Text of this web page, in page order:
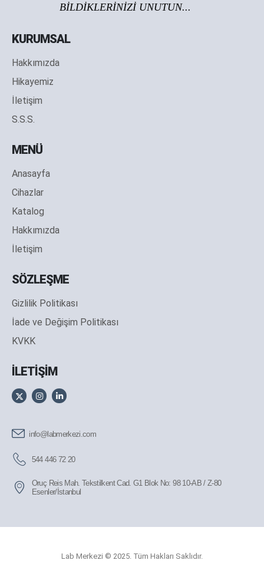
BİLDİKLERİNİZİ UNUTUN...
KURUMSAL
Hakkımızda
Hikayemiz
İletişim
S.S.S.
MENÜ
Anasayfa
Cihazlar
Katalog
Hakkımızda
İletişim
SÖZLEŞME
Gizlilik Politikası
İade ve Değişim Politikası
KVKK
İLETİŞİM
info@labmerkezi.com
544 446 72 20
Oruç Reis Mah. Tekstilkent Cad. G1 Blok No: 98 10-AB / Z-80
Esenler/İstanbul
Lab Merkezi © 2025. Tüm Hakları Saklıdır.